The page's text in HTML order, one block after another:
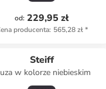
od: 229,95 zł
producenta: 565,28 zł*
Steiff
w kolorze niebieskim